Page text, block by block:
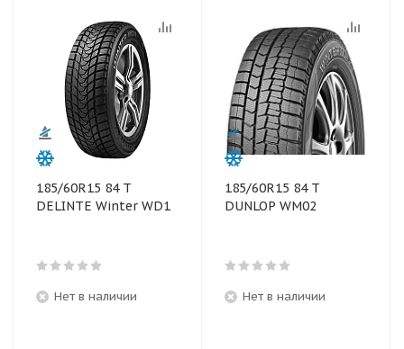
185/60R15 84 T
DELINTE Winter WD1
Нет в наличии
185/60R15 84 T
DUNLOP WM02
Нет в наличии